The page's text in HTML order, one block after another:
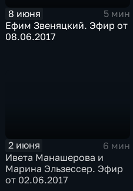
8 июня
5 мин
Ефим Звеняцкий. Эфир от
08.06.2017
2 июня
6 мин
Ивета Манашерова и
Марина Эльзессер. Эфир
от 02.06.2017